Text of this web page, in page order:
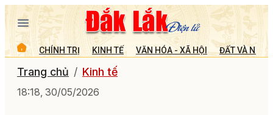
CHÍNH TRỊ KINH TẾ VĂN HÓA - XÃ HỘI ĐẤT VÀ
Trang chủ Kinh tế
18:18, 30/05/2026